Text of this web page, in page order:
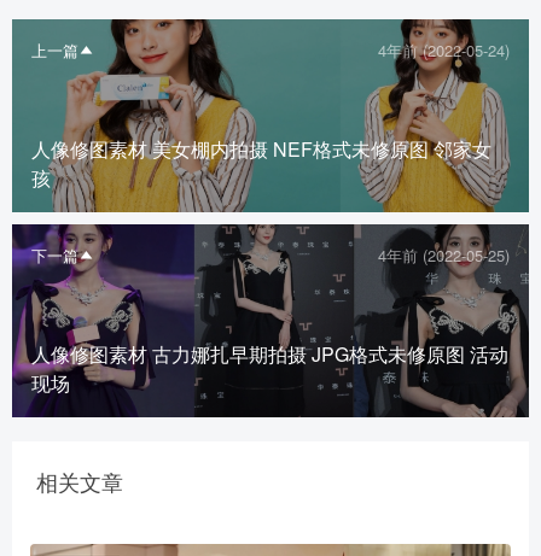
上一篇 4年前 (2022-05-24)
人像修图素材 美女棚内拍摄 NEF格式未修原图 邻家女
孩
下一篇 4年前 (2022-05-25)
人像修图素材 古力娜扎早期拍摄 JPG格式未修原图 活动
现场
相关文章